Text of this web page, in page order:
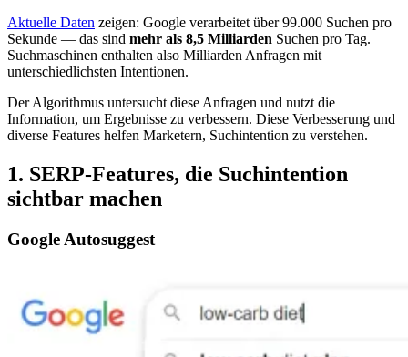
Aktuelle Daten zeigen: Google verarbeitet über 99.000 Suchen pro
Sekunde — das sind mehr als 8,5 Milliarden Suchen pro Tag.
Suchmaschinen enthalten also Milliarden Anfragen mit
unterschiedlichsten Intentionen.
Der Algorithmus untersucht diese Anfragen und nutzt die
Information, um Ergebnisse zu verbessern. Diese Verbesserung und
diverse Features helfen Marketern, Suchintention zu verstehen.
1. SERP-Features, die Suchintention
sichtbar machen
Google Autosuggest